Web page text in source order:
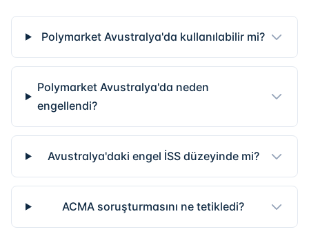
Polymarket Avustralya'da kullanılabilir mi?
Polymarket Avustralya'da neden
engellendi?
Avustralya'daki engel İSS düzeyinde mi?
ACMA soruşturmasını ne tetikledi?